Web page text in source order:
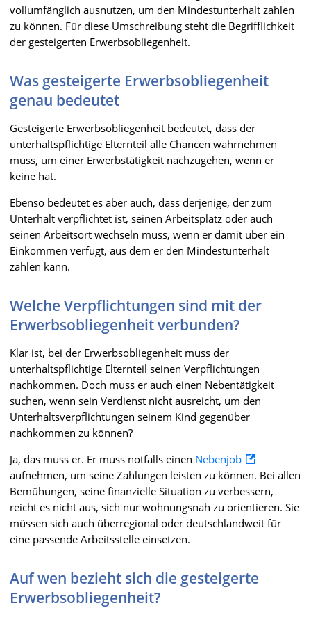
vollumfänglich ausnutzen, um den Mindestunterhalt zahlen
zu können. Für diese Umschreibung steht die Begrifflichkeit
der gesteigerten Erwerbsobliegenheit.
Was gesteigerte Erwerbsobliegenheit
genau bedeutet
Gesteigerte Erwerbsobliegenheit bedeutet, dass der
unterhaltspflichtige Elternteil alle Chancen wahrnehmen
muss, um einer Erwerbstätigkeit nachzugehen, wenn er
keine hat.
Ebenso bedeutet es aber auch, dass derjenige, der zum
Unterhalt verpflichtet ist, seinen Arbeitsplatz oder auch
seinen Arbeitsort wechseln muss, wenn er damit über ein
Einkommen verfügt, aus dem er den Mindestunterhalt
zahlen kann.
Welche Verpflichtungen sind mit der
Erwerbsobliegenheit verbunden?
Klar ist, bei der Erwerbsobliegenheit muss der
unterhaltspflichtige Elternteil seinen Verpflichtungen
nachkommen. Doch muss er auch einen Nebentätigkeit
suchen, wenn sein Verdienst nicht ausreicht, um den
Unterhaltsverpflichtungen seinem Kind gegenüber
nachkommen zu können?
Ja, das muss er. Er muss notfalls einen Nebenjob
aufnehmen, um seine Zahlungen leisten zu können. Bei allen
Bemühungen, seine finanzielle Situation zu verbessern,
reicht es nicht aus, sich nur wohnungsnah zu orientieren. Sie
müssen sich auch überregional oder deutschlandweit für
eine passende Arbeitsstelle einsetzen.
Auf wen bezieht sich die gesteigerte
Erwerbsobliegenheit?